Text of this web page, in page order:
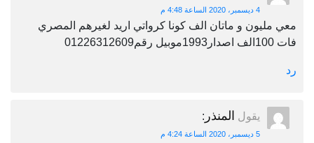
4 ديسمبر، 2020 الساعة 4:48 م
معي مليون و ماتان الف كونا كرواتي اريد لغيرهم المصري
فات 100الف اصدار1993موبيل رقم01226312609
رد
يقول المنذر :
5 ديسمبر، 2020 الساعة 4:24 م